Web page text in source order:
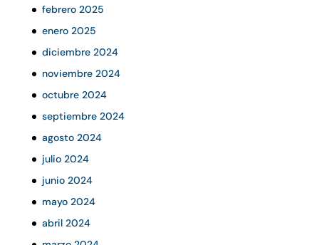
febrero 2025
enero 2025
diciembre 2024
noviembre 2024
octubre 2024
septiembre 2024
agosto 2024
julio 2024
junio 2024
mayo 2024
abril 2024